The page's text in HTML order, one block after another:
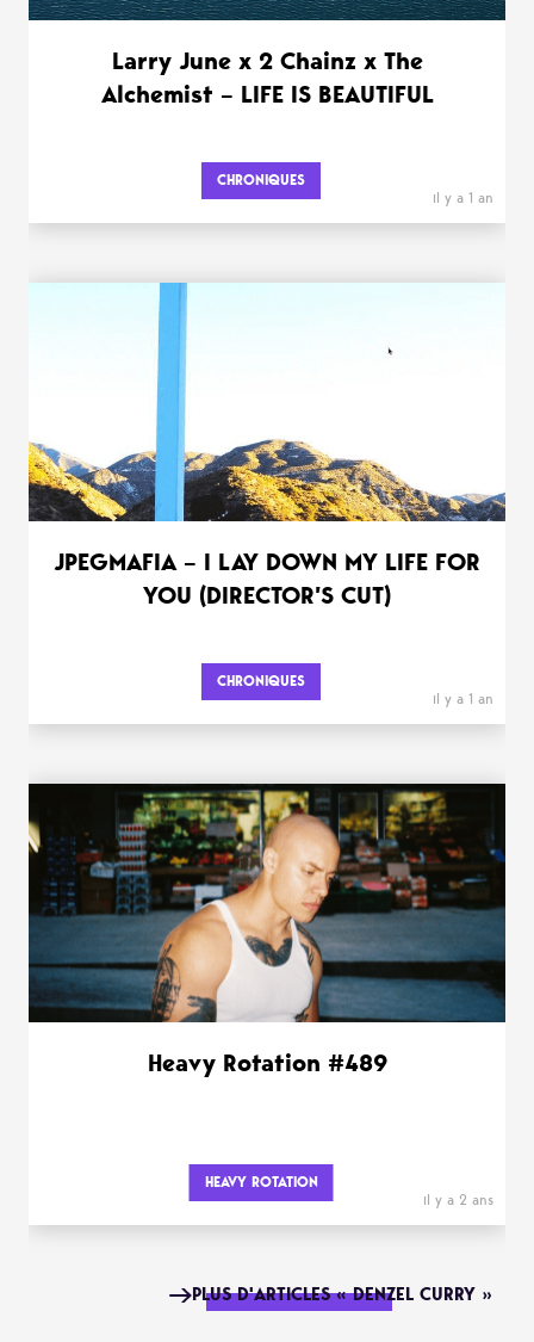
Larry June x 2 Chainz x The
Alchemist – LIFE IS BEAUTIFUL
CHRONIQUES
il y a 1 an
JPEGMAFIA – I LAY DOWN MY LIFE FOR
YOU (DIRECTOR’S CUT)
CHRONIQUES
il y a 1 an
Heavy Rotation #489
HEAVY ROTATION
il y a 2 ans
PLUS D'ARTICLES « DENZEL CURRY »